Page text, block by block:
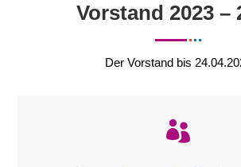
Vorstand 2023 –
Der Vorstand bis
